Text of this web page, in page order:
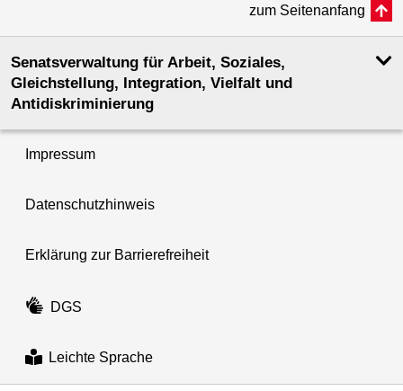
zum Seitenanfang
Senatsverwaltung für Arbeit, Soziales,
Gleichstellung, Integration, Vielfalt und
Antidiskriminierung
Impressum
Datenschutzhinweis
Erklärung zur Barrierefreiheit
DGS
Leichte Sprache